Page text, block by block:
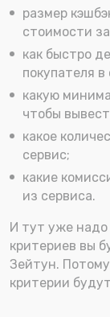
размер
стоимости
как быстро
покупателя в
какую
чтобы
какое
сервис;
какие
из сервиса.
И тут уже надо
критериев вы
Зейтун.
критерии